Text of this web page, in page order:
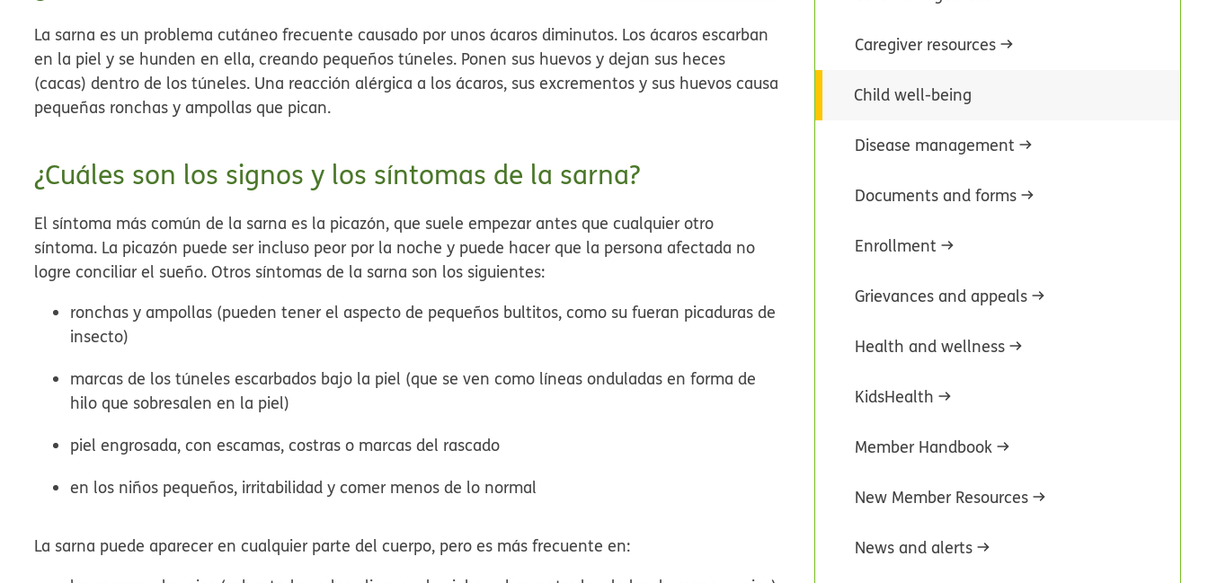
La sarna es un problema cutáneo frecuente causado por unos ácaros diminutos. Los ácaros escarban
en la piel y se hunden en ella, creando pequeños túneles. Ponen sus huevos y dejan sus heces
(cacas) dentro de los túneles. Una reacción alérgica a los ácaros, sus excrementos y sus huevos causa
pequeñas ronchas y ampollas que pican.
¿Cuáles son los signos y los síntomas de la sarna?
El síntoma más común de la sarna es la picazón, que suele empezar antes que cualquier otro
síntoma. La picazón puede ser incluso peor por la noche y puede hacer que la persona afectada no
logre conciliar el sueño. Otros síntomas de la sarna son los siguientes:
ronchas y ampollas (pueden tener el aspecto de pequeños bultitos, como su fueran picaduras de
insecto)
marcas de los túneles escarbados bajo la piel (que se ven como líneas onduladas en forma de
hilo que sobresalen en la piel)
piel engrosada, con escamas, costras o marcas del rascado
en los niños pequeños, irritabilidad y comer menos de lo normal
La sarna puede aparecer en cualquier parte del cuerpo, pero es más frecuente en:
Caregiver resources
Child well-being
Disease management
Documents and forms
Enrollment
Grievances and appeals
Health and wellness
KidsHealth
Member Handbook
New Member Resources
News and alerts